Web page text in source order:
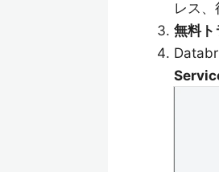
レス、
無料ト